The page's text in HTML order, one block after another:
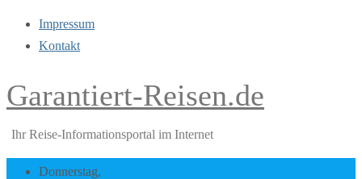
Impressum
Kontakt
Garantiert-Reisen.de
Ihr Reise-Informationsportal im Internet
Donnerstag,